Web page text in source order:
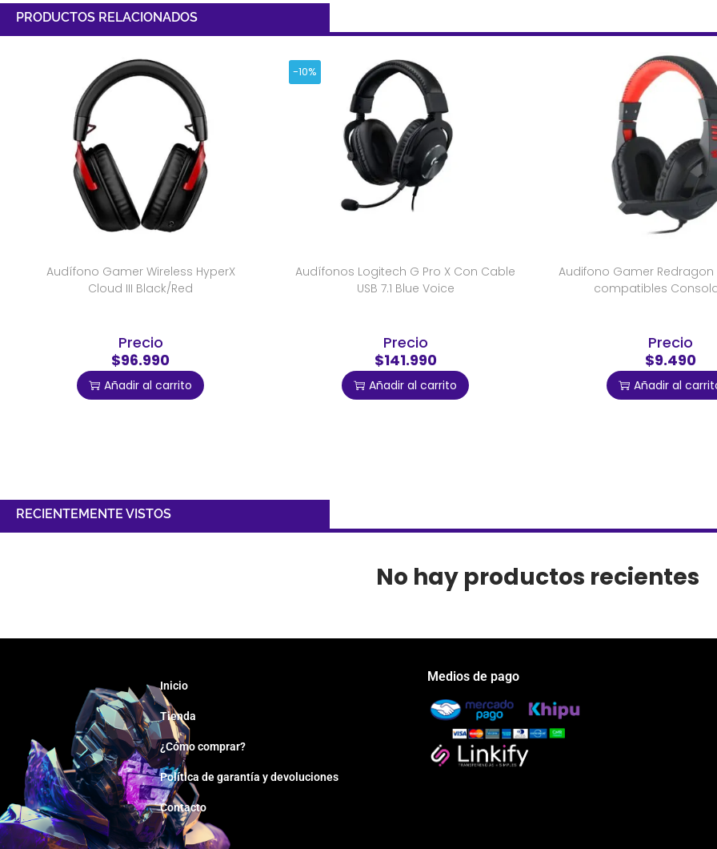
PRODUCTOS RELACIONADOS
Audífono Gamer Wireless HyperX
Cloud III Black/Red
Precio
$96.990
Añadir al carrito
-10%
Audífonos Logitech G Pro X Con Cable
USB 7.1 Blue Voice
Precio
$141.990
Añadir al carrito
Audifono Gamer Redragon
compatibles
Precio
$9.490
Añadir al
RECIENTEMENTE VISTOS
No hay productos recientes
Inicio
Tienda
¿Cómo comprar?
Política de garantía y devoluciones
Contacto
Medios de pago